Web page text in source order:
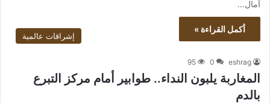
آمال…
أكمل القراءة »
إشراقات عالمية
eshrag
0
95
المغاربة يلبون النداء.. طوابير أمام مركز التبرع
بالدم